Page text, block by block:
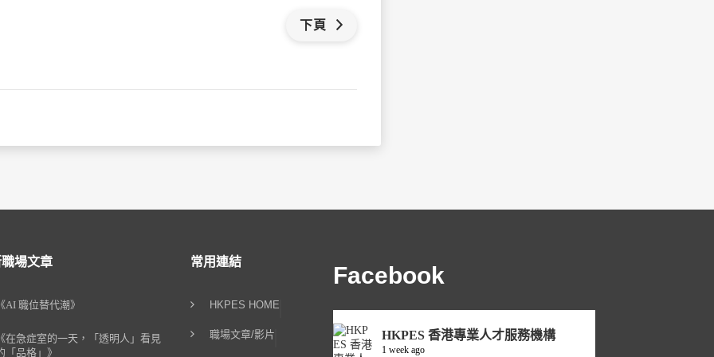
下頁
場文章
AI 職位替代潮》
在急症室的一天，「透明人」看見
「品格」》
常用連結
HKPES HOME
職場文章/影片
Facebook
HKPES 香港專業人才服務機構
1 week ago